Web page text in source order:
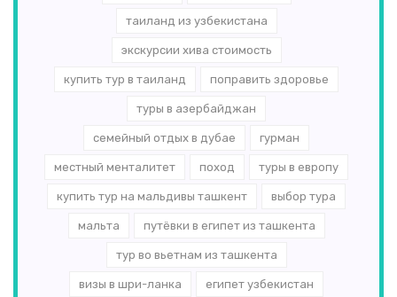
таиланд из узбекистана
экскурсии хива стоимость
купить тур в таиланд поправить здоровье
туры в азербайджан
семейный отдых в дубае гурман
местный менталитет поход туры в европу
купить тур на мальдивы ташкент выбор тура
мальта путёвки в египет из ташкента
тур во вьетнам из ташкента
визы в шри-ланка египет узбекистан